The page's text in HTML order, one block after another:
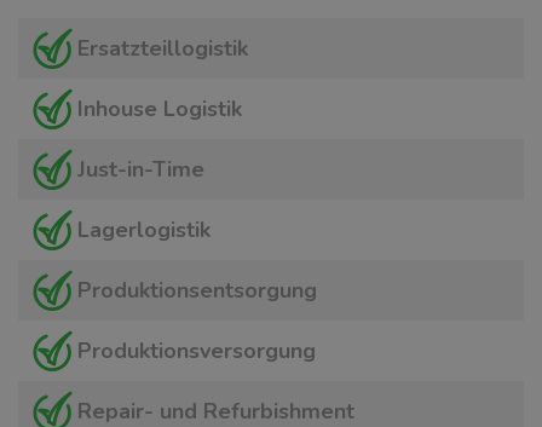
Ersatzteillogistik
Inhouse Logistik
Just-in-Time
Lagerlogistik
Produktionsentsorgung
Produktionsversorgung
Repair- und Refurbishment